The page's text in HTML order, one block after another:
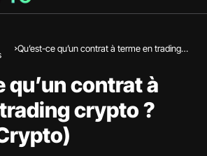
Qu’est-ce qu’un contrat à terme en trading
qu’un contrat à
crypto ?